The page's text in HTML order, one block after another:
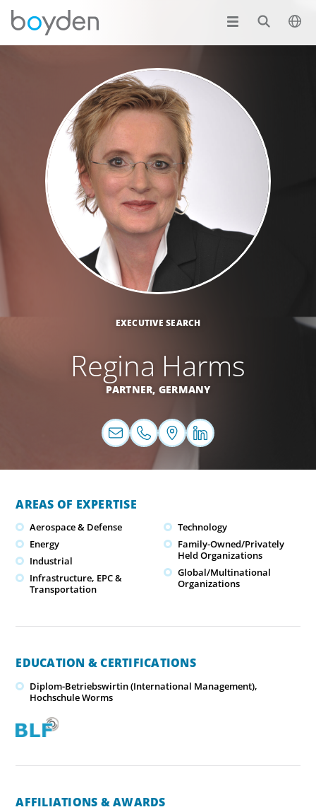
EXECUTIVE SEARCH
Regina Harms
PARTNER, GERMANY
AREAS OF EXPERTISE
Aerospace & Defense
Energy
Industrial
Infrastructure, EPC &
Transportation
Technology
Family-Owned/Privately
Held Organizations
Global/Multinational
Organizations
EDUCATION & CERTIFICATIONS
Diplom-Betriebswirtin (International Management),
Hochschule Worms
AFFILIATIONS & AWARDS